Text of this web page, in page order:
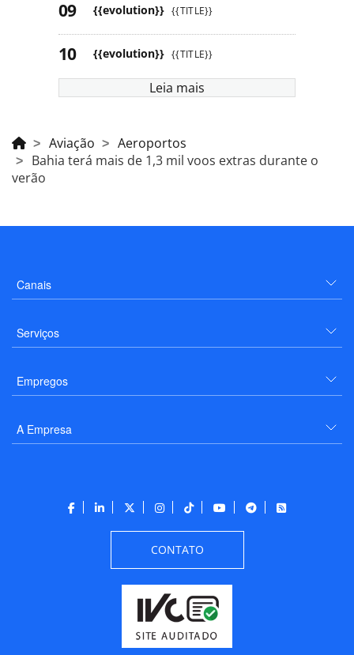
{{evolution}} {{TITLE}}
{{evolution}} {{TITLE}}
Leia mais
Aviação
Aeroportos
Bahia terá mais de 1,3 mil voos extras durante o
verão
Canais
Serviços
Empregos
A Empresa
CONTATO